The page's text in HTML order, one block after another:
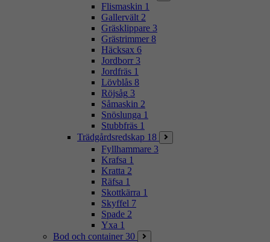
Flismaskin 1
Gallervält 2
Gräsklippare 3
Grästrimmer 8
Häcksax 6
Jordborr 3
Jordfräs 1
Lövblås 8
Röjsåg 3
Såmaskin 2
Snöslunga 1
Stubbfräs 1
Trädgårdsredskap 18
Fyllhammare 3
Krafsa 1
Kratta 2
Räfsa 1
Skottkärra 1
Skyffel 7
Spade 2
Yxa 1
Bod och container 30